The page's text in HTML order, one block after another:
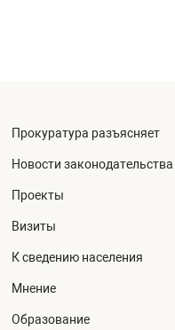
Прокуратура разъясняет
Новости законодательства
Проекты
Визиты
К сведению населения
Мнение
Образование